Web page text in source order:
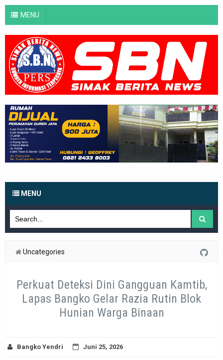
MENU
MENU
Uncategories
Perkuat Deteksi Dini Gangguan Kamtib,
Lapas Bangko Gelar Razia Rutin Blok
Hunian Warga Binaan
Bangko Yendri Juni 25, 2026